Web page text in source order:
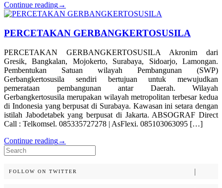
Continue reading→
PERCETAKAN GERBANGKERTOSUSILA
PERCETAKAN GERBANGKERTOSUSILA Akronim dari
Gresik, Bangkalan, Mojokerto, Surabaya, Sidoarjo, Lamongan.
Pembentukan Satuan wilayah Pembangunan (SWP)
Gerbangkertosusila sendiri bertujuan untuk mewujudkan
pemerataan pembangunan antar Daerah. Wilayah
Gerbangkertosusila merupakan wilayah metropolitan terbesar kedua
di Indonesia yang berpusat di Surabaya. Kawasan ini setara dengan
istilah Jabodetabek yang berpusat di Jakarta. ABSOGRAF Direct
Call : Telkomsel. 085335727278 | AsFlexi. 085103063095 […]
Continue reading→
Search
for:
FOLLOW ON TWITTER